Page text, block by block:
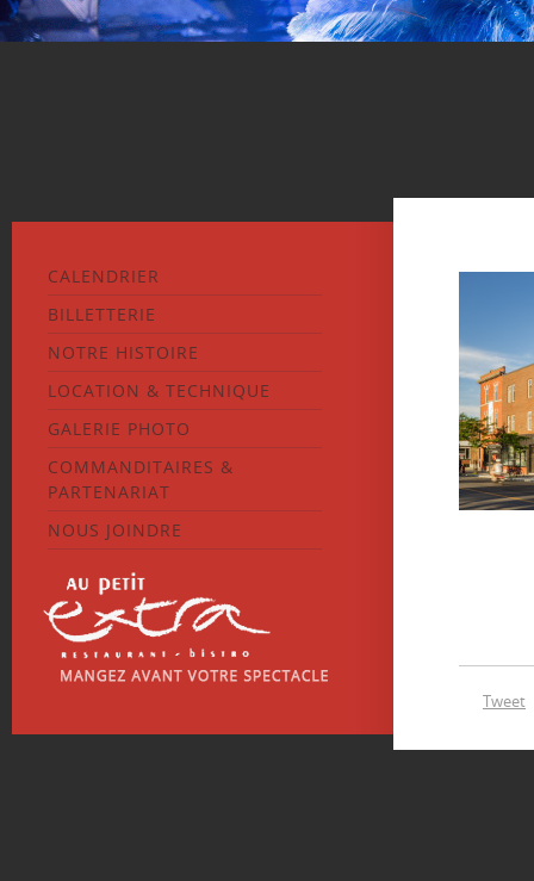
CALENDRIER
BILLETTERIE
NOTRE HISTOIRE
LOCATION & TECHNIQUE
GALERIE PHOTO
COMMANDITAIRES &
PARTENARIAT
NOUS JOINDRE
Tweet